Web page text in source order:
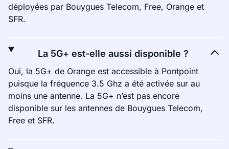
déployées par Bouygues Telecom, Free, Orange et
SFR.
La 5G+ est-elle aussi disponible ?
Oui, la 5G+ de Orange est accessible à Pontpoint
puisque la fréquence 3.5 Ghz a été activée sur au
moins une antenne. La 5G+ n’est pas encore
disponible sur les antennes de Bouygues Telecom,
Free et SFR.